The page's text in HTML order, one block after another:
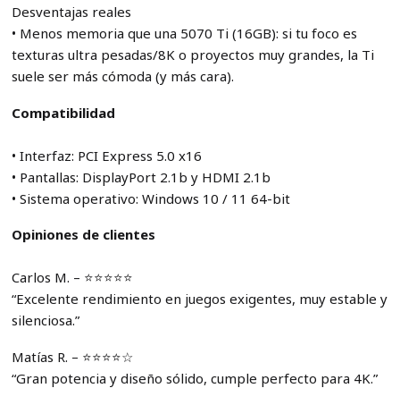
Desventajas reales
• Menos memoria que una 5070 Ti (16GB): si tu foco es
texturas ultra pesadas/8K o proyectos muy grandes, la Ti
suele ser más cómoda (y más cara).
Compatibilidad
• Interfaz: PCI Express 5.0 x16
• Pantallas: DisplayPort 2.1b y HDMI 2.1b
• Sistema operativo: Windows 10 / 11 64-bit
Opiniones de clientes
Carlos M. – ⭐⭐⭐⭐⭐
“Excelente rendimiento en juegos exigentes, muy estable y
silenciosa.”
Matías R. – ⭐⭐⭐⭐☆
“Gran potencia y diseño sólido, cumple perfecto para 4K.”